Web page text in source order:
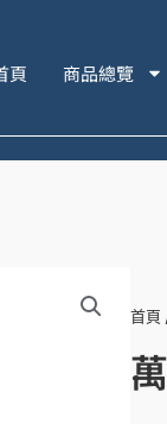
頁 商品總覽
首頁